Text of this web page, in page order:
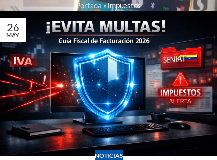
Portada»impuestos
26
MAY
NOTICIAS